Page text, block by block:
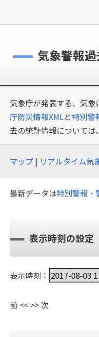
気象警報
気象庁が発表する、気象
庁防災情報XMLと特別警
去の統計情報については、
マップ | リアルタイム気
最新データは特別警報・
表示時刻の設定
表示時刻：
前 << >>次